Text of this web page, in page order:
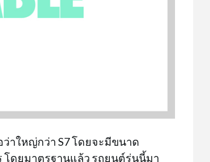
าใหญ่กว่า S7 โดยจะมีขนาด
โดยมาตรฐานแล้ว รถยนต์รุ่นนี้มา